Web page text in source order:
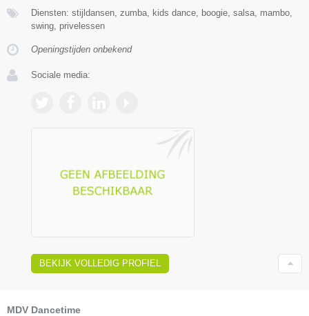
Diensten: stijldansen, zumba, kids dance, boogie, salsa, mambo,
swing, privelessen
Openingstijden onbekend
Sociale media:
BEKIJK VOLLEDIG PROFIEL
MDV Dancetime